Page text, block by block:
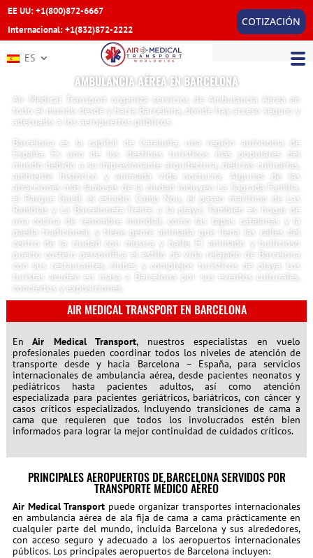
EE UU: +1(800)872-6667
Internacional: +1(832)872-2222
COTIZACIÓN
ES
AMBULANCIA AÉREA EN BARCELONA
Air Medical Transport organiza servicios de Ambulancia Aérea en
todo el mundo desde y hacia Barcelona, donde hay acceso seguro y
adecuado a los aeropuertos públicos.
Barcelona es la capital de Cataluña, una región autónoma de
España. Es uno de los destinos turísticos más populares del
mundo debido a su impresionante arquitectura, delicias culinarias,
ambiente histórico y animada vida nocturna. Algunas de las
atracciones más famosas de la ciudad incluyen La Sagrada Familia,
el Parque Güell, el estadio Camp Nou, el paseo marítimo de Las
Ramblas y La Barceloneta frente a la playa; También es hogar de
una cocina de renombre mundial, como las tapas catalanas y la
paella tradicional; y tiene gente animada que llena las calles del
centro de la ciudad con música y baile. El animado y bullicioso
puerto costero personifica el estilo de vida relajado de Barcelona
con sus restaurantes, clubes y complejos turísticos de playa. Los
turistas acuden en masa a Barcelona por sus eventos culturales,
conciertos y exposiciones.
AIR MEDICAL TRANSPORT EN BARCELONA
En Air Medical Transport, nuestros especialistas en vuelo
profesionales pueden coordinar todos los niveles de atención de
transporte desde y hacia Barcelona – España, para servicios
internacionales de ambulancia aérea, desde pacientes neonatos y
pediátricos hasta pacientes adultos, así como atención
especializada para pacientes geriátricos, bariátricos, con cáncer y
casos críticos especializados. Incluyendo transiciones de cama a
cama que requieren que todos los involucrados estén bien
informados para lograr la mejor continuidad de cuidados críticos.
PRINCIPALES AEROPUERTOS DE BARCELONA SERVIDOS POR
TRANSPORTE MÉDICO AÉREO
Air Medical Transportpuede organizar transportes internacionales
en ambulancia aérea de ala fija de cama a cama prácticamente en
cualquier parte del mundo, incluida Barcelona y sus alrededores,
con acceso seguro y adecuado a los aeropuertos internacionales
públicos. Los principales aeropuertos de Barcelona incluyen: